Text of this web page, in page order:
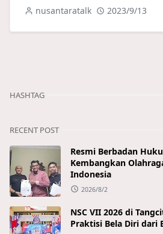
nusantaratalk 2023/9/13
HASHTAG
RECENT POST
Resmi Berbadan
Kembangkan
Indonesia
2026/8/2
NSC VII 2026 di
Praktisi Bela Diri dari